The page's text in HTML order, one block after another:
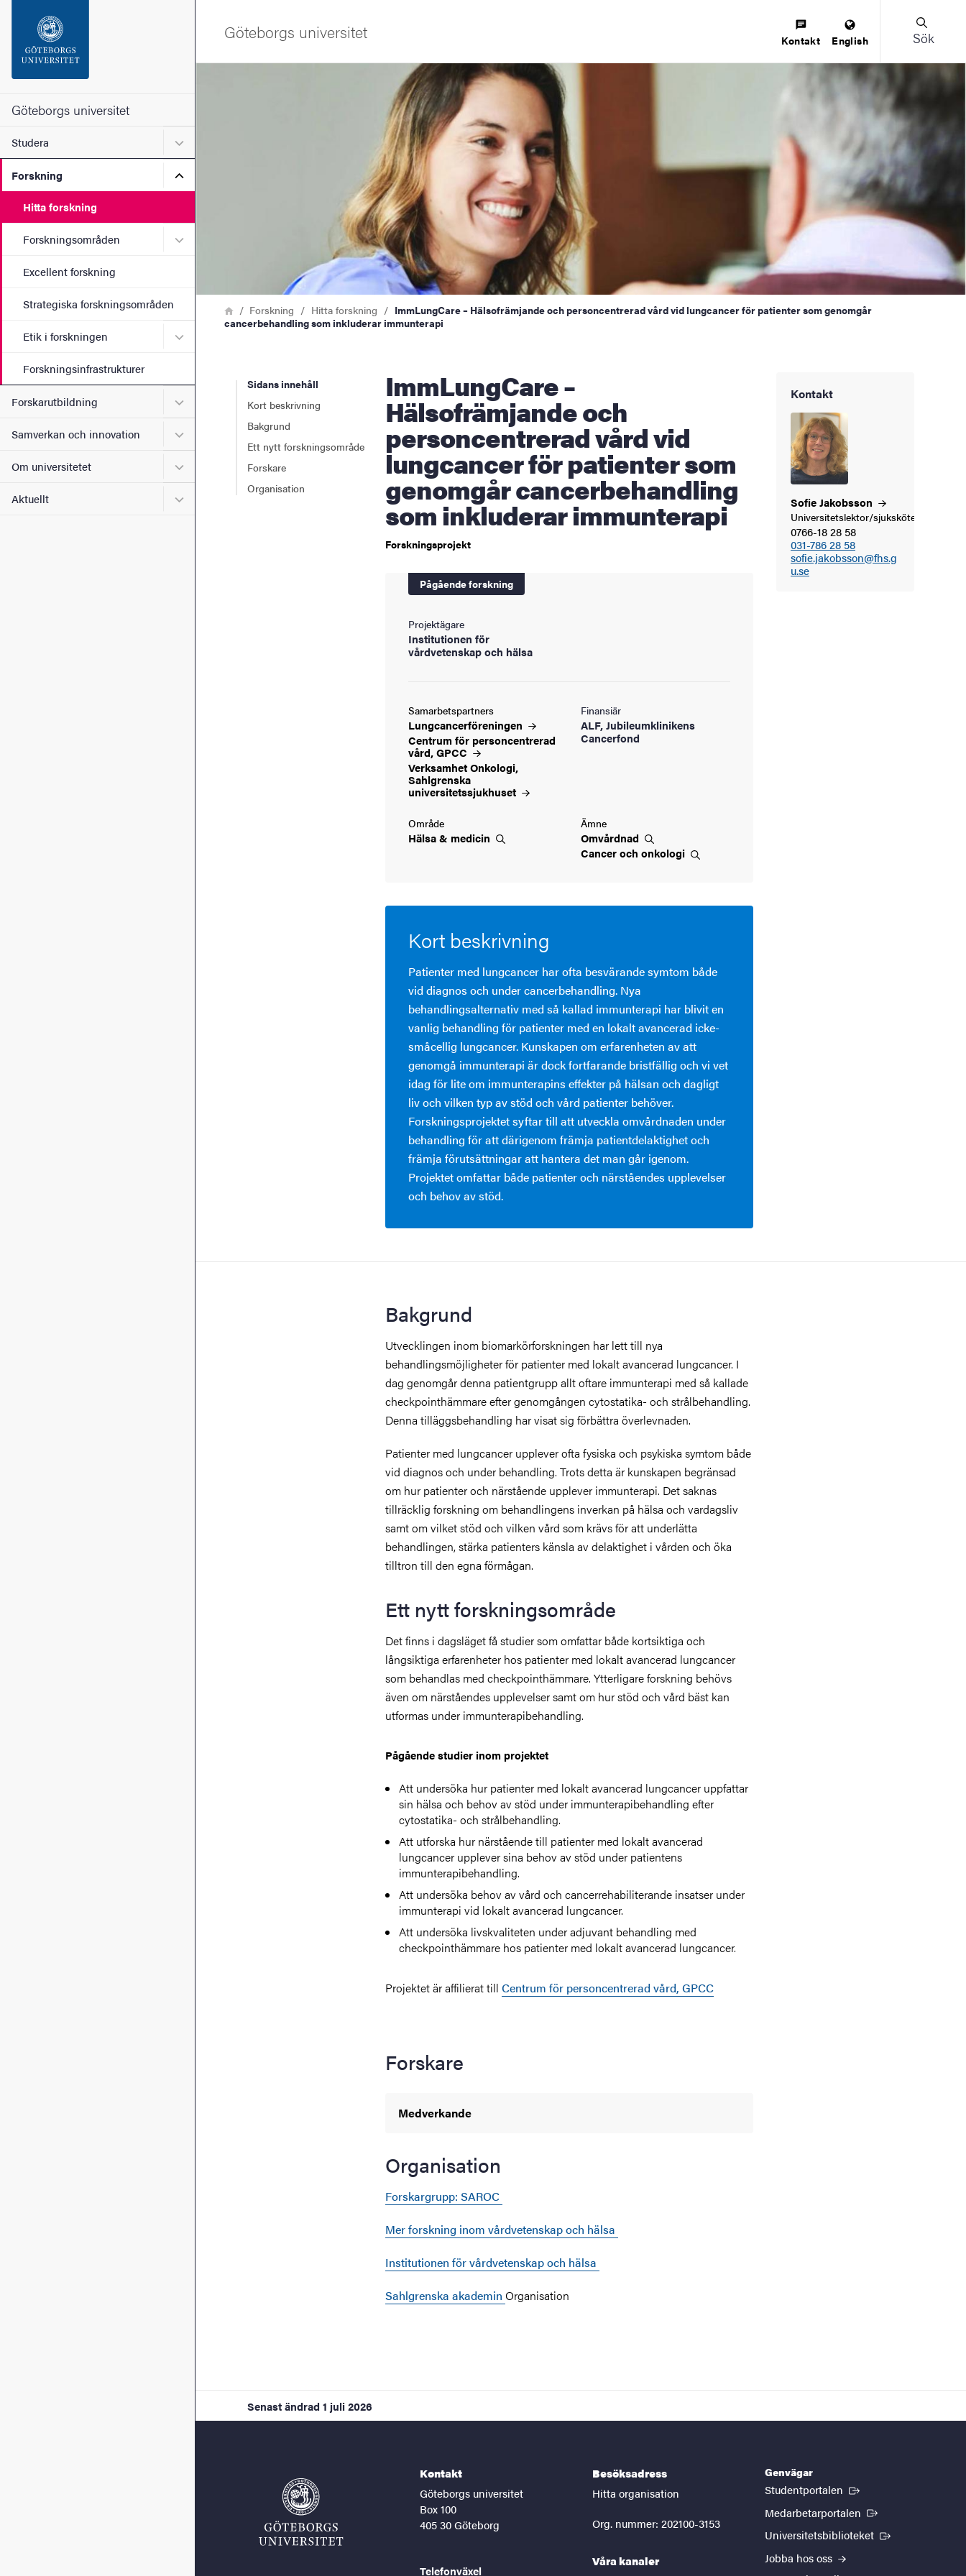
Sidfoten
Om webbplatsen
Göteborgs universitet
Studera Undermeny för Studera
Forskning Undermeny för Forskning
Hitta forskning
Forskningsområden Undermeny för Forskningsområden
Excellent forskning
Strategiska forskningsområden
Etik i forskningen Undermeny för Etik i forskningen
Forskningsinfrastrukturer
Forskarutbildning Undermeny för Forskarutbildning
Samverkan och innovation Undermeny för Samverkan och innovation
Om universitetet Undermeny för Om universitetet
Aktuellt Undermeny för Aktuellt
Göteborgs universitet Kontakt English Sök
Bild
LänkstigHemForskning Hitta forskning
ImmLungCare – Hälsofrämjande och personcentrerad vård vid lungcancer för patienter som genomgår
cancerbehandling som inkluderar immunterapi
Sidans innehåll
Kort beskrivning
Bakgrund
Ett nytt forskningsområde
Forskare
Organisation
ImmLungCare –
Hälsofrämjande och
personcentrerad vård vid
lungcancer för patienter som
genomgår cancerbehandling
som inkluderar immunterapi
Forskningsprojekt
Pågående forskning
Projektägare
Institutionen för
vårdvetenskap och hälsa
Samarbetspartners
Lungcancerföreningen
Centrum för personcentrerad
vård,GPCC
Verksamhet Onkologi,
Sahlgrenska
universitetssjukhuset
Finansiär
ALF, Jubileumklinikens
Cancerfond
Område
Hälsa & medicin
Ämne
Omvårdnad
Cancer och onkologi
Kort beskrivning
Patienter med lungcancer har ofta besvärande symtom både
vid diagnos och under cancerbehandling. Nya
behandlingsalternativ med så kallad immunterapi har blivit en
vanlig behandling för patienter med en lokalt avancerad icke-
småcellig lungcancer. Kunskapen om erfarenheten av att
genomgå immunterapi är dock fortfarande bristfällig och vi vet
idag för lite om immunterapins effekter på hälsan och dagligt
liv och vilken typ av stöd och vård patienter behöver.
Forskningsprojektet syftar till att utveckla omvårdnaden under
behandling för att därigenom främja patientdelaktighet och
främja förutsättningar att hantera det man går igenom.
Projektet omfattar både patienter och närståendes upplevelser
och behov av stöd.
Kontakt
SofieJakobsson
Universitetslektor/sjuksköterska
0766-18 28 58
031-786 28 58
sofie.jakobsson@fhs.g
u.se
Bakgrund
Utvecklingen inom biomarkörforskningen har lett till nya
behandlingsmöjligheter för patienter med lokalt avancerad lungcancer. I
dag genomgår denna patientgrupp allt oftare immunterapi med så kallade
checkpointhämmare efter genomgången cytostatika- och strålbehandling.
Denna tilläggsbehandling har visat sig förbättra överlevnaden.
Patienter med lungcancer upplever ofta fysiska och psykiska symtom både
vid diagnos och under behandling. Trots detta är kunskapen begränsad
om hur patienter och närstående upplever immunterapi. Det saknas
tillräcklig forskning om behandlingens inverkan på hälsa och vardagsliv
samt om vilket stöd och vilken vård som krävs för att underlätta
behandlingen, stärka patienters känsla av delaktighet i vården och öka
tilltron till den egna förmågan.
Ett nytt forskningsområde
Det finns i dagsläget få studier som omfattar både kortsiktiga och
långsiktiga erfarenheter hos patienter med lokalt avancerad lungcancer
som behandlas med checkpointhämmare. Ytterligare forskning behövs
även om närståendes upplevelser samt om hur stöd och vård bäst kan
utformas under immunterapibehandling.
Pågående studier inom projektet
Att undersöka hur patienter med lokalt avancerad lungcancer uppfattar
sin hälsa och behov av stöd under immunterapibehandling efter
cytostatika- och strålbehandling.
Att utforska hur närstående till patienter med lokalt avancerad
lungcancer upplever sina behov av stöd under patientens
immunterapibehandling.
Att undersöka behov av vård och cancerrehabiliterande insatser under
immunterapi vid lokalt avancerad lungcancer.
Att undersöka livskvaliteten under adjuvant behandling med
checkpointhämmare hos patienter med lokalt avancerad lungcancer.
Projektet är affilierat till Centrum för personcentrerad vård, GPCC
Forskare
Medverkande
Organisation
Forskargrupp: SAROC
Mer forskning inom vårdvetenskap och hälsa
Institutionen för vårdvetenskap och hälsa
Sahlgrenska akademin Organisation
Senast ändrad 1 juli 2026
Kontakt
Göteborgs universitet
Box 100
405 30 Göteborg
Telefonväxel
Besöksadress
Hitta organisation
Org. nummer: 202100-3153
Våra kanaler
Genvägar
Studentportalen (Extern länk)
Medarbetarportalen (Extern länk)
Universitetsbiblioteket (Extern länk)
Jobba hos oss